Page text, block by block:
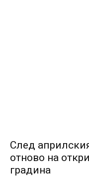
След
отново на
градина